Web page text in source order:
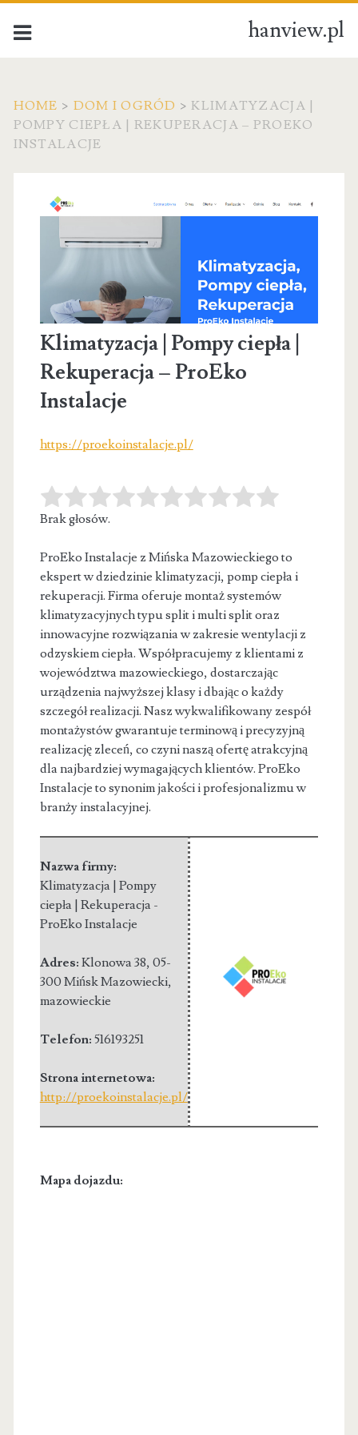
hanview.pl
HOME > DOM I OGRÓD > KLIMATYZACJA |
POMPY CIEPŁA | REKUPERACJA – PROEKO
INSTALACJE
Klimatyzacja | Pompy ciepła |
Rekuperacja – ProEko
Instalacje
https://proekoinstalacje.pl/
Brak głosów.
ProEko Instalacje z Mińska Mazowieckiego to
ekspert w dziedzinie klimatyzacji, pomp ciepła i
rekuperacji. Firma oferuje montaż systemów
klimatyzacyjnych typusplit i multi split oraz
innowacyjne rozwiązania w zakresie wentylacji z
odzyskiem ciepła. Współpracujemy z klientami z
województwa mazowieckiego, dostarczając
urządzenia najwyższej klasy i dbając o każdy
szczegół realizacji. Nasz wykwalifikowany zespół
montażystów gwarantuje terminową i precyzyjną
realizację zleceń, co czyni naszą ofertę atrakcyjną
dla najbardziej wymagających klientów. ProEko
Instalacje to synonim jakości i profesjonalizmu w
branży instalacyjnej.
Nazwa firmy:
Klimatyzacja | Pompy
ciepła | Rekuperacja -
ProEko Instalacje
Adres: Klonowa 38, 05-
300 Mińsk Mazowiecki,
mazowieckie
Telefon: 516193251
Strona internetowa:
http://proekoinstalacje.pl/
Mapa dojazdu: